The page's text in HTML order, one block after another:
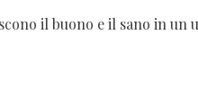
il buono e il sano in